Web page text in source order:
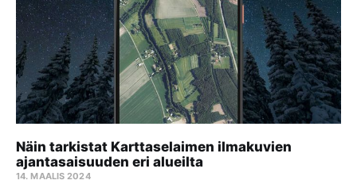
Näin tarkistat Karttaselaimen ilmakuvien
ajantasaisuuden eri alueilta
14. MAALIS 2024